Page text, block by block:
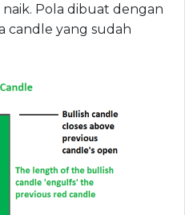
Pola dibuat dengan
candle yang sudah